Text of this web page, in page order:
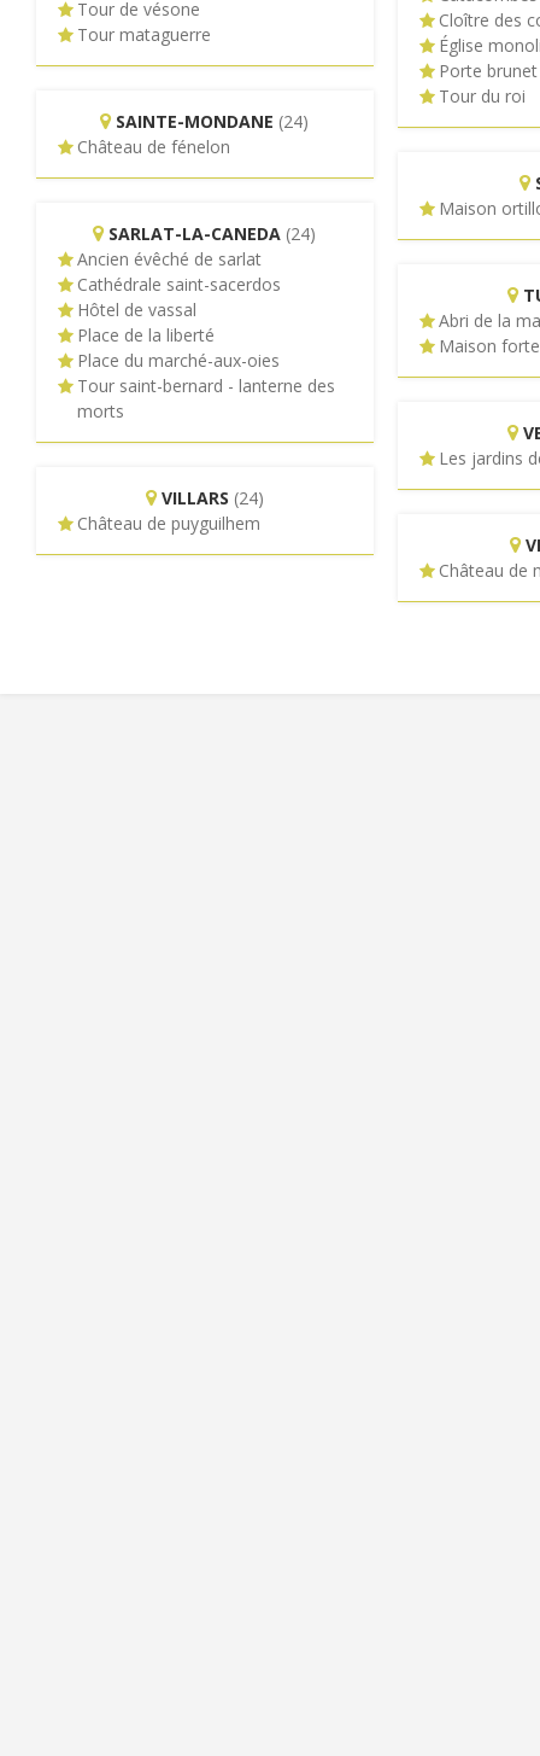
Tour de vésone
Tour mataguerre
Cloître des
Église
Porte brunet
Tour du roi
SAINTE-MONDANE (24)
Château de fénelon
Maison
SARLAT-LA-CANEDA (24)
Ancien évêché de sarlat
Cathédrale saint-sacerdos
Hôtel de vassal
Place de la liberté
Place du marché-aux-oies
Tour saint-bernard - lanterne des
morts
Abri de la
Maison
Les jardins
VILLARS (24)
Château de puyguilhem
Château de